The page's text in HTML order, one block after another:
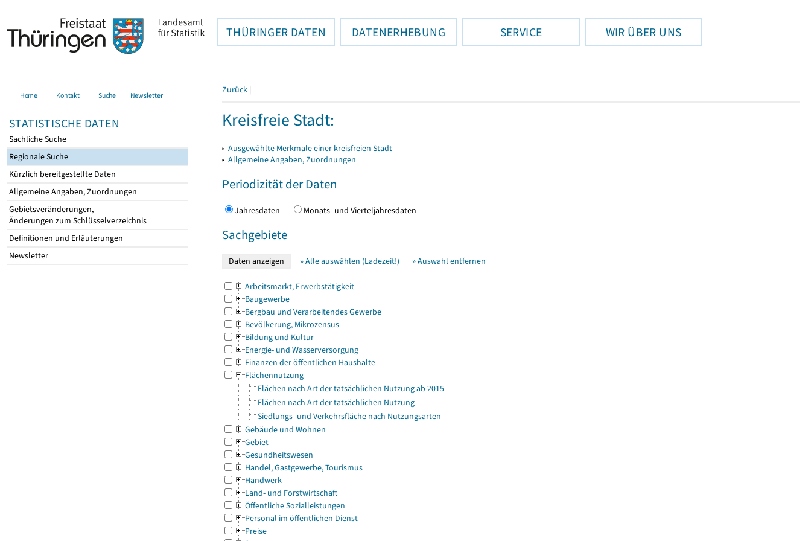
THÜRINGER DATEN DATENERHEBUNG SERVICE WIR ÜBER UNS
Home Kontakt Suche Newsletter
STATISTISCHE DATEN
Sachliche Suche
Regionale Suche
Kürzlich bereitgestellte Daten
Allgemeine Angaben, Zuordnungen
Gebietsveränderungen,
Änderungen zum Schlüsselverzeichnis
Definitionen und Erläuterungen
Newsletter
Zurück |
Kreisfreie Stadt:
▸ Ausgewählte Merkmale einer kreisfreien Stadt
▸ Allgemeine Angaben, Zuordnungen
Periodizität der Daten
Jahresdaten Monats- und Vierteljahresdaten
Sachgebiete
» Alle auswählen (Ladezeit!) » Auswahl entfernen
Arbeitsmarkt, Erwerbstätigkeit
Baugewerbe
Bergbau und Verarbeitendes Gewerbe
Bevölkerung, Mikrozensus
Bildung und Kultur
Energie- und Wasserversorgung
Finanzen der öffentlichen Haushalte
Flächennutzung
Flächen nach Art der tatsächlichen Nutzung ab 2015
Flächen nach Art der tatsächlichen Nutzung
Siedlungs- und Verkehrsfläche nach Nutzungsarten
Gebäude und Wohnen
Gebiet
Gesundheitswesen
Handel, Gastgewerbe, Tourismus
Handwerk
Land- und Forstwirtschaft
Öffentliche Sozialleistungen
Personal im öffentlichen Dienst
Preise